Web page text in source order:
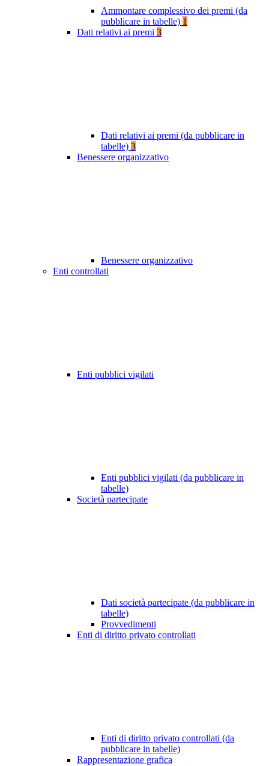
Ammontare complessivo dei premi (da
pubblicare in tabelle) 1
Dati relativi ai premi 3
Dati relativi ai premi (da pubblicare in
tabelle) 3
Benessere organizzativo
Benessere organizzativo
Enti controllati
Enti pubblici vigilati
Enti pubblici vigilati (da pubblicare in
tabelle)
Società partecipate
Dati società partecipate (da pubblicare in
tabelle)
Provvedimenti
Enti di diritto privato controllati
Enti di diritto privato controllati (da
pubblicare in tabelle)
Rappresentazione grafica